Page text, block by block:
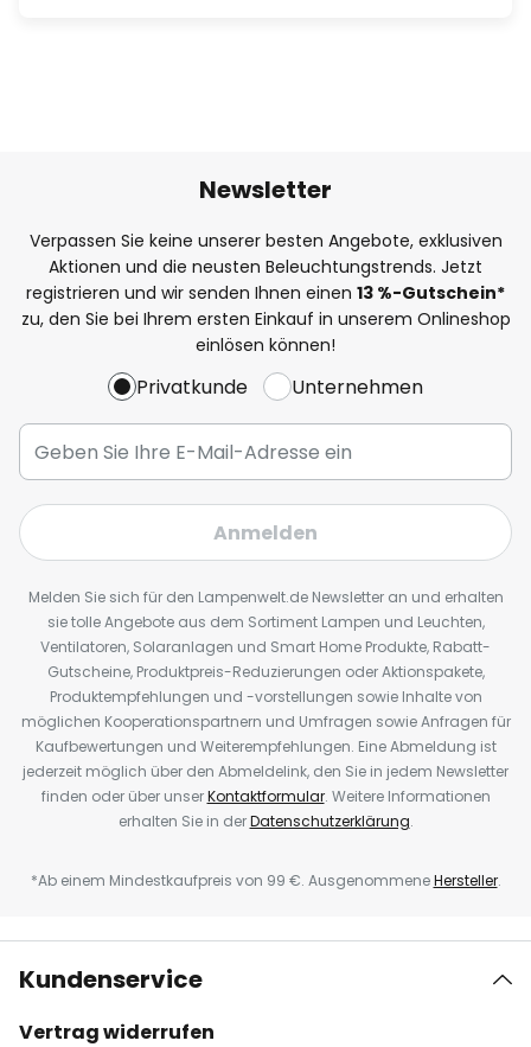
Newsletter
Verpassen Sie keine unserer besten Angebote, exklusiven
Aktionen und die neusten Beleuchtungstrends. Jetzt
registrieren und wir senden Ihnen einen 13 %-Gutschein*
zu, den Sie bei Ihrem ersten Einkauf in unserem Onlineshop
einlösen können!
Privatkunde Unternehmen
Anmelden
Melden Sie sich für den Lampenwelt.de Newsletter an und erhalten
sie tolle Angebote aus dem Sortiment Lampen und Leuchten,
Ventilatoren, Solaranlagen und Smart Home Produkte, Rabatt-
Gutscheine, Produktpreis-Reduzierungen oder Aktionspakete,
Produktempfehlungen und -vorstellungen sowie Inhalte von
möglichen Kooperationspartnern und Umfragen sowie Anfragen für
Kaufbewertungen und Weiterempfehlungen. Eine Abmeldung ist
jederzeit möglich über den Abmeldelink, den Sie in jedem Newsletter
finden oder über unserKontaktformular. Weitere Informationen
erhalten Sie in derDatenschutzerklärung.
*Ab einem Mindestkaufpreis von 99 €. AusgenommeneHersteller.
Kundenservice
Vertrag widerrufen